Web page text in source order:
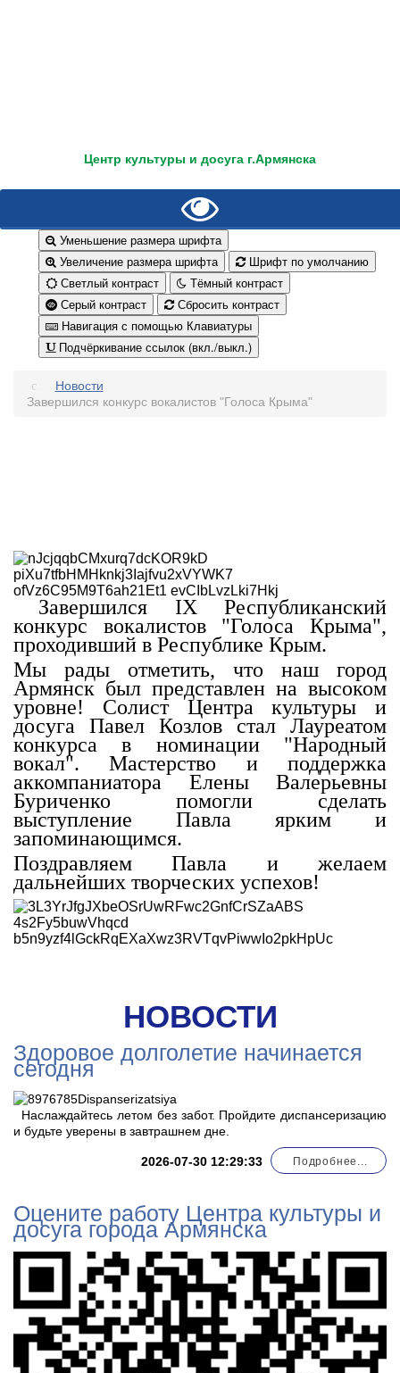
Уменьшение размера шрифта
Увеличение размера шрифта
Шрифт по умолчанию
Светлый контраст
Тёмный контраст
Серый контраст
Сбросить контраст
Навигация с помощью Клавиатуры
Подчёркивание ссылок (вкл./выкл.)
Новости
Завершился конкурс вокалистов "Голоса Крыма"
Завершился IX Республиканский
конкурс вокалистов "Голоса Крыма",
проходивший в Республике Крым.
Мы рады отметить, что наш город
Армянск был представлен на высоком
уровне! Солист Центра культуры и
досуга Павел Козлов стал Лауреатом
конкурса в номинации "Народный
вокал". Мастерство и поддержка
аккомпаниатора Елены Валерьевны
Буриченко помогли сделать
выступление Павла ярким и
запоминающимся.
Поздравляем Павла и желаем
дальнейших творческих успехов!
НОВОСТИ
Здоровое долголетие начинается
сегодня
2026-07-30 12:29:33
Наслаждайтесь летом без забот. Пройдите диспансеризацию
и будьте уверены в завтрашнем дне.
Подробнее...
Оцените работу Центра культуры и
досуга города Армянска
Центр культуры и досуга г.Армянска